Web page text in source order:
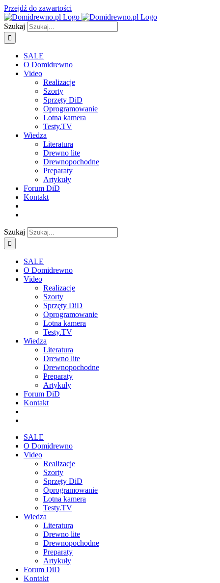
Przejdź do zawartości
Szukaj
SALE
O Domidrewno
Video
Realizacje
Szorty
Sprzęty DiD
Oprogramowanie
Lotna kamera
Testy.TV
Wiedza
Literatura
Drewno lite
Drewnopochodne
Preparaty
Artykuły
Forum DiD
Kontakt
Szukaj
SALE
O Domidrewno
Video
Realizacje
Szorty
Sprzęty DiD
Oprogramowanie
Lotna kamera
Testy.TV
Wiedza
Literatura
Drewno lite
Drewnopochodne
Preparaty
Artykuły
Forum DiD
Kontakt
SALE
O Domidrewno
Video
Realizacje
Szorty
Sprzęty DiD
Oprogramowanie
Lotna kamera
Testy.TV
Wiedza
Literatura
Drewno lite
Drewnopochodne
Preparaty
Artykuły
Forum DiD
Kontakt